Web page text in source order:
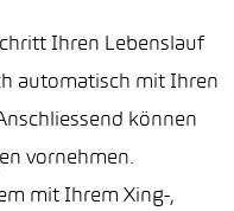
Ihren Lebenslauf
automatisch mit Ihren
können
vornehmen.
mit Ihrem Xing-,